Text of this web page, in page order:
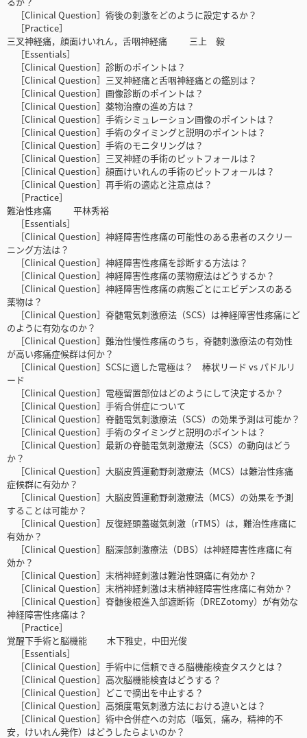
［Clinical Question］術後の刺激をどのように設定するか？
［Practice］
三叉神経痛，顔面けいれん，舌咽神経痛 三上 毅
［Essentials］
［Clinical Question］診断のポイントは？
［Clinical Question］三叉神経痛と舌咽神経痛との鑑別は？
［Clinical Question］画像診断のポイントは？
［Clinical Question］薬物治療の進め方は？
［Clinical Question］手術シミュレーション画像のポイントは？
［Clinical Question］手術のタイミングと説明のポイントは？
［Clinical Question］手術のモニタリングは？
［Clinical Question］三叉神経の手術のピットフォールは？
［Clinical Question］顔面けいれんの手術のピットフォールは？
［Clinical Question］再手術の適応と注意点は？
［Practice］
難治性疼痛 平林秀裕
［Essentials］
［Clinical Question］神経障害性疼痛の可能性のある患者のスクリー
ニング方法は？
［Clinical Question］神経障害性疼痛を診断する方法は？
［Clinical Question］神経障害性疼痛の薬物療法はどうするか？
［Clinical Question］神経障害性疼痛の病態ごとにエビデンスのある
薬物は？
［Clinical Question］脊髄電気刺激療法（SCS）は神経障害性疼痛にど
のように有効なのか？
［Clinical Question］難治性慢性疼痛のうち，脊髄刺激療法の有効性
が高い疼痛症候群は何か？
［Clinical Question］SCSに適した電極は？ 棒状リード vs パドルリ
ード
［Clinical Question］電極留置部位はどのようにして決定するか？
［Clinical Question］手術合併症について
［Clinical Question］脊髄電気刺激療法（SCS）の効果予測は可能か？
［Clinical Question］手術のタイミングと説明のポイントは？
［Clinical Question］最新の脊髄電気刺激療法（SCS）の動向はどう
か？
［Clinical Question］大脳皮質運動野刺激療法（MCS）は難治性疼痛
症候群に有効か？
［Clinical Question］大脳皮質運動野刺激療法（MCS）の効果を予測
することは可能か？
［Clinical Question］反復経頭蓋磁気刺激（rTMS）は，難治性疼痛に
有効か？
［Clinical Question］脳深部刺激療法（DBS）は神経障害性疼痛に有
効か？
［Clinical Question］末梢神経刺激は難治性頭痛に有効か？
［Clinical Question］末梢神経刺激は末梢神経障害性疼痛に有効か？
［Clinical Question］脊髄後根進入部遮断術（DREZotomy）が有効な
神経障害性疼痛は？
［Practice］
覚醒下手術と脳機能 木下雅史，中田光俊
［Essentials］
［Clinical Question］手術中に信頼できる脳機能検査タスクとは？
［Clinical Question］高次脳機能検査はどうする？
［Clinical Question］どこで摘出を中止する？
［Clinical Question］高頻度電気刺激方法における違いとは？
［Clinical Question］術中合併症への対応（嘔気，痛み，精神的不
安，けいれん発作）はどうしたらよいのか？